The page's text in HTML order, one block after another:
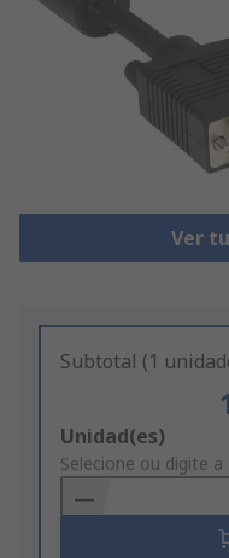
Ver
Subtotal (1
Add
to
Basket
Unidad(es)
Selecione ou digite